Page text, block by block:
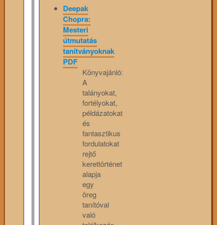
Deepak
Chopra:
Mesteri
útmutatás
tanítványoknak
PDF
Könyvajánló:
A
talányokat,
fortélyokat,
példázatokat
és
fantasztikus
fordulatokat
rejtő
kerettörténet
alapja
egy
öreg
tanítóval
való